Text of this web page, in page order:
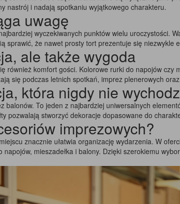
nastrój i nadają spotkaniu wyjątkowego charakteru.
uwagę
wyczekiwanych punktów wielu uroczystości.
sprawić, że nawet prosty tort prezentuje się niezwykle
ale także wygoda
również komfort gości. Kolorowe rurki do napojów
się podczas letnich spotkań, imprez plenerowych
która nigdy nie
balonów. To jeden z najbardziej uniwersalnych
pozwalają stworzyć dekoracje dopasowane do
imprezowych?
znacznie ułatwia organizację wydarzenia. W
mieszadełka i balony. Dzięki szerokiemu